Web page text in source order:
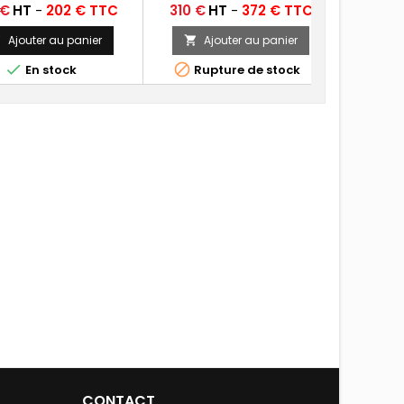
HT - 202 € TTC
Ajouter au panier
 En stock
Prix
310 € HT - 372 € TTC
 Ajouter au panier
 Rupture de stock